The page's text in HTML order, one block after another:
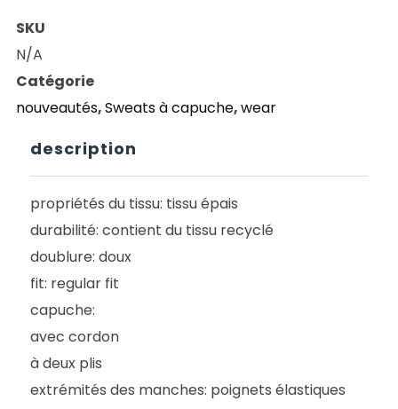
ADIDAS
SHMOO
AOP
HOOD
BLACK/ROYBLU
SKU
N/A
Catégorie
nouveautés,Sweats à capuche,wear
description
propriétés du tissu: tissu épais
durabilité: contient du tissu recyclé
doublure: doux
fit: regular fit
capuche:
avec cordon
à deux plis
extrémités des manches: poignets élastiques